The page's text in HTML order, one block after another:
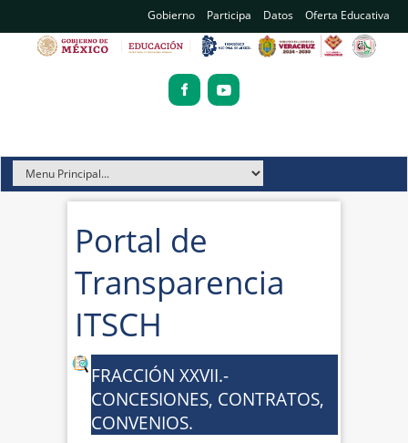
Gobierno Participa Datos Oferta Educativa
Portal de
Transparencia
ITSCH
FRACCIÓN XXVII.-
CONCESIONES, CONTRATOS,
CONVENIOS.